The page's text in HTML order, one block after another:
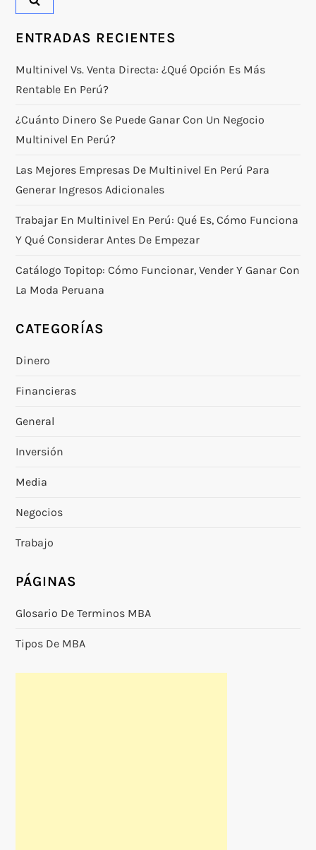
ENTRADAS RECIENTES
Multinivel Vs. Venta Directa: ¿qué Opción Es Más
Rentable En Perú?
¿Cuánto Dinero Se Puede Ganar Con Un Negocio
Multinivel En Perú?
Las Mejores Empresas De Multinivel En Perú Para
Generar Ingresos Adicionales
Trabajar En Multinivel En Perú: Qué Es, Cómo Funciona
Y Qué Considerar Antes De Empezar
Catálogo Topitop: Cómo Funcionar, Vender Y Ganar Con
La Moda Peruana
CATEGORÍAS
Dinero
Financieras
General
Inversión
Media
Negocios
Trabajo
PÁGINAS
Glosario De Terminos MBA
Tipos De MBA